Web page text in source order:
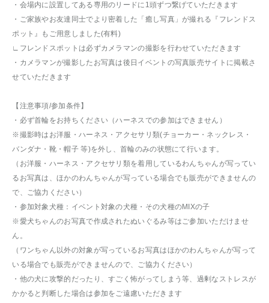
・会場内に設置してある専用のリードに1頭ずつ繋げていただきます
・ご家族やお友達同士でより密着した「癒し写真」が撮れる『フレンドス
ポット』もご用意しました(有料)
∟フレンドスポットは必ずカメラマンの撮影を行わせていただきます
・カメラマンが撮影したお写真は後日イベントの写真販売サイトに掲載さ
せていただきます
【注意事項/参加条件】
・必ず首輪をお持ちください（ハーネスでの参加はできません）
※撮影時はお洋服・ハーネス・アクセサリ類(チョーカー・ネックレス・
バンダナ・靴・帽子 等)を外し、首輪のみの状態にて行います。
（お洋服・ハーネス・アクセサリ類を着用しているわんちゃんが写ってい
るお写真は、ほかのわんちゃんが写っている場合でも販売ができませんの
で、ご協力ください）
・参加対象犬種：イベント対象の犬種・その犬種のMIXの子
※愛犬ちゃんのお写真で作成されたぬいぐるみ等はご参加いただけませ
ん。
（ワンちゃん以外の対象が写っているお写真はほかのわんちゃんが写って
いる場合でも販売ができませんので、ご協力ください）
・他の犬に攻撃的だったり、すごく怖がってしまう等、過剰なストレスが
かかると判断した場合は参加をご遠慮いただきます